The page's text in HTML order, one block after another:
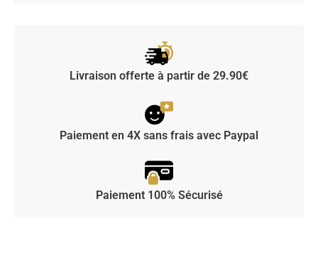
Livraison offerte à partir de 29.90€
Paiement en 4X sans frais avec Paypal
Paiement 100% Sécurisé